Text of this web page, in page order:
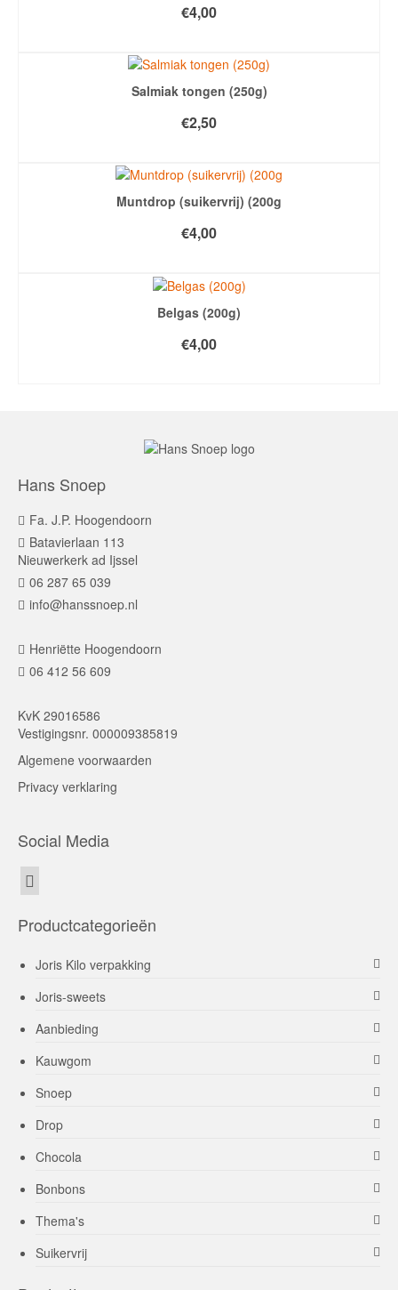
€4,00
Salmiak tongen (250g)
€2,50
Muntdrop (suikervrij) (200g
€4,00
Belgas (200g)
€4,00
Hans Snoep
Fa. J.P. Hoogendoorn
Batavierlaan 113
Nieuwerkerk ad Ijssel
06 287 65 039
info@hanssnoep.nl
Henriëtte Hoogendoorn
06 412 56 609
KvK 29016586
Vestigingsnr. 000009385819
Algemene voorwaarden
Privacy verklaring
Social Media
Productcategorieën
Joris Kilo verpakking
Joris-sweets
Aanbieding
Kauwgom
Snoep
Drop
Chocola
Bonbons
Thema's
Suikervrij